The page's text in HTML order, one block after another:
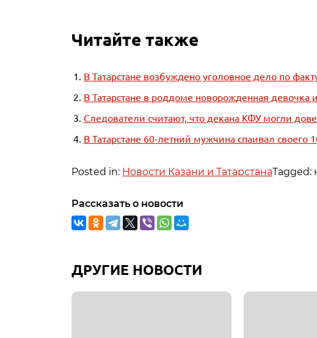
Читайте также
В Татарстане возбуждено уголовное дело по
В Татарстане в роддоме новорожденная девочка
Следователи считают, что декана КФУ могли
В Татарстане 60-летний мужчина спаивал своего
Posted in: Новости Казани и ТатарстанаTagged:
Рассказать о новости
ДРУГИЕ НОВОСТИ